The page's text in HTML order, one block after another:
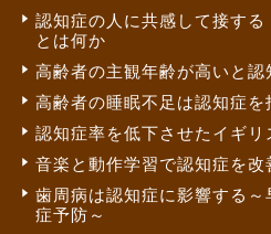
認知症の人に共感して接する
とは何か
高齢者の主観年齢が高いと
高齢者の睡眠不足は認知症を
認知症率を低下させたイギリ
音楽と動作学習で認知症を改
歯周病は認知症に影響する
症予防～